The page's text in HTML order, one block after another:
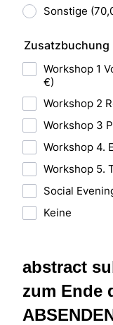
Sonstige
Zusatzbuchung
Workshop 1
€)
Workshop 2
Workshop 3
Workshop 4.
Workshop 5.
Social
Keine
abstract
zum Ende